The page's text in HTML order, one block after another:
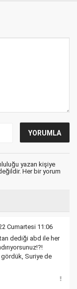
yazan kişiye
Her bir yorum
Cumartesi 11:06
dediği abd ile her
Suriye de